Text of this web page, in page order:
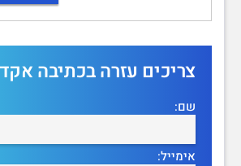
צריכים עזרה בכתיבה
שם:
אימייל: